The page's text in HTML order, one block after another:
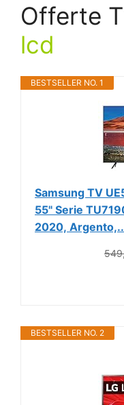
Offerte
lcd
BESTSELLER NO. 1
Samsung TV
55" Serie
2020,
BESTSELLER NO. 2